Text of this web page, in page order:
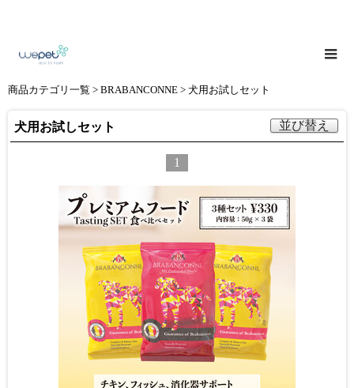
商品カテゴリ一覧 > BRABANCONNE > 犬用お試しセット
並び替え
犬用お試しセット
1